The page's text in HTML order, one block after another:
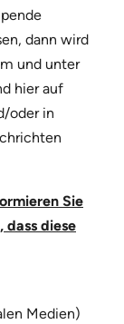
dann wird
und unter
hier auf
oder in
Sie
dass diese
Medien)